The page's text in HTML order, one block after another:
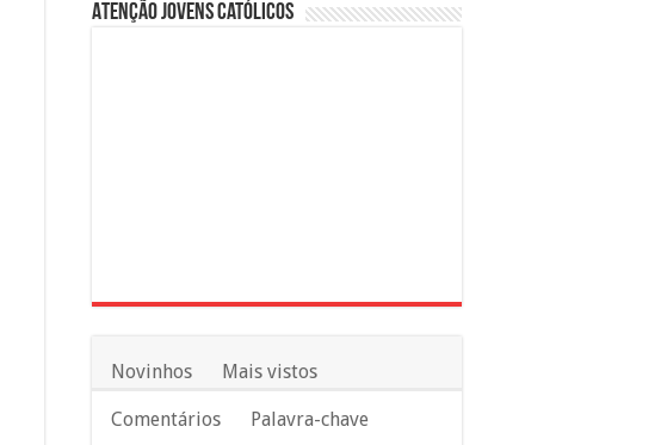
Atenção Jovens Católicos
Novinhos Mais vistos
Comentários
Palavra-chave